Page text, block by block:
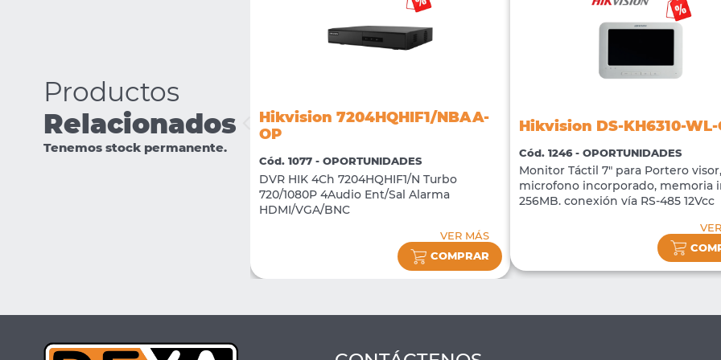
Productos
Relacionados
Tenemos stock permanente.
DS-2CE76D0T-EXIPF
Hikvision 7204HQHIF1/NBAA-
OP
Cód. 1077 - OPORTUNIDADES
DVR HIK 4Ch 7204HQHIF1/N Turbo
720/1080P 4Audio Ent/Sal Alarma
HDMI/VGA/BNC
VER MÁS
COMPRAR
Hikvision DS-KH6310-WL-
Cód. 1246 - OPORTUNIDADES
Monitor Táctil 7" para Portero visor,
microfono incorporado, memoria
256MB. conexión vía RS-485 12Vcc